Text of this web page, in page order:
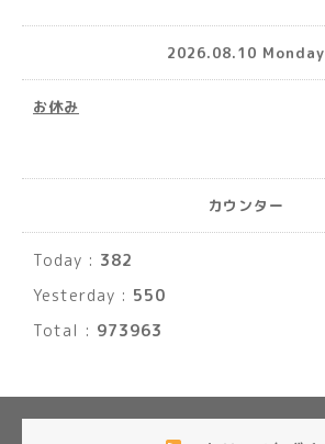
2026.08.10 Monday
お休み
カウンター
Today : 382
Yesterday : 550
Total : 973963